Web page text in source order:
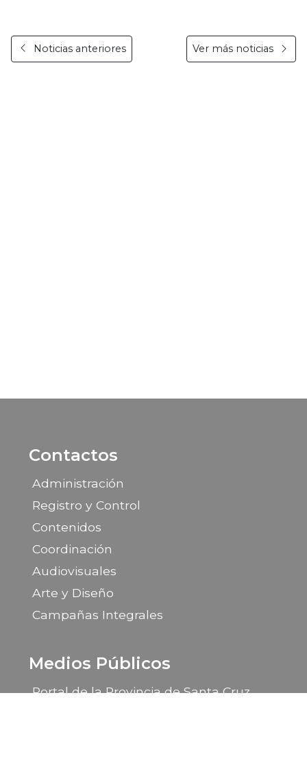
Noticias anteriores Ver más noticias
Contactos
Administración
Registro y Control
Contenidos
Coordinación
Audiovisuales
Arte y Diseño
Campañas Integrales
Medios Públicos
Portal de la Provincia de Santa Cruz